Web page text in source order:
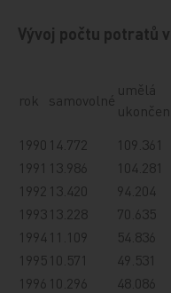
Vývoj počtu potratů
rok samovolné
umělá
1990 14.772 109.361
1991 13.986 104.281
1992 13.420 94.204
1993 13.228 70.635
1994 11.109 54.836
1995 10.571 49.531
1996 10.296 48.086